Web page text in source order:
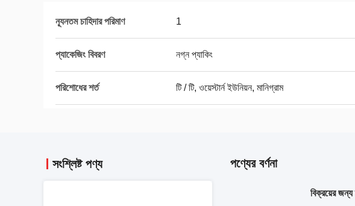
ন্যূনতম চাহিদার পরিমাণ 1
প্যাকেজিং বিবরণ নগ্ন প্যাকিং
পরিশোধের শর্ত টি / টি, ওয়েস্টার্ন ইউনিয়ন, মানিগ্রাম
সংশ্লিষ্ট পণ্য পণ্যের বর্ণনা
বিক্রয়ের